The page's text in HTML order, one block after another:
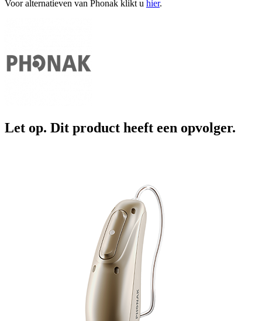
Voor alternatieven van Phonak klikt u hier.
Let op. Dit product heeft een opvolger.